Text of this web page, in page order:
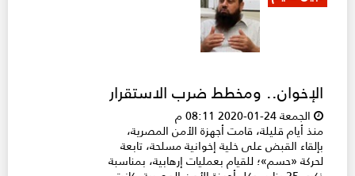
الإخوان.. ومخطط ضرب الاستقرار
الجمعة 24-01-2020 08:11 م
منذ أيام قليلة، قامت أجهزة الأمن المصرية،
بإلقاء القبض على خلية إخوانية مسلحة، تابعة
لحركة «حسم»؛ للقيام بعمليات إرهابية، بمناسبة